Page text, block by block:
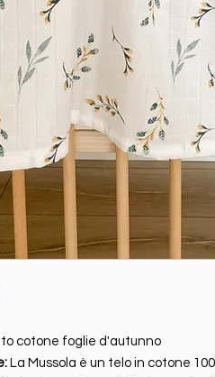
cotone foglie d'autunno
La Mussola è un telo in cotone